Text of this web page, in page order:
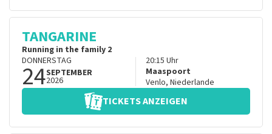
TANGARINE
Running in the family 2
DONNERSTAG
24SEPTEMBER
2026
20:15 Uhr
Maaspoort
Venlo, Niederlande
TICKETS ANZEIGEN